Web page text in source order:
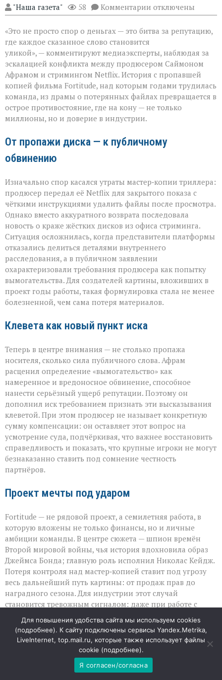
"Наша газета" 58 Комментарии к
записи
слово
больнее
иска:
новый
виток
спора
Netflix
и
продюсера»
отключены
«Это не просто спор о деньгах — это битва за репутацию,
где каждое сказанное слово становится
уликой», — комментируют медиаэксперты, наблюдая за
эскалацией конфликта между продюсером Саймоном
Афрамом и стримингом Netflix. История с пропавшей
копией фильма Fortitude, над которым годами трудилась
команда, из драмы о потерянных файлах превращается в
острое противостояние, где на кону — не только
миллионы, но и доверие в индустрии.
От пропажи диска — к публичному
обвинению
Изначально спор касался утраты мастер‑копии триллера:
продюсер передал её Netflix для закрытого показа с
чёткими инструкциями удалить файлы после просмотра.
Однако вместо аккуратного возврата последовала
новость о краже жёстких дисков из офиса стриминга.
Ситуация осложнилась, когда представители платформы
отказались делиться деталями внутреннего
расследования, а в публичном заявлении
охарактеризовали требования продюсера как попытку
вымогательства. Для создателей картины, вложивших в
проект годы работы, такая формулировка стала не менее
болезненной, чем сама потеря материалов.
Клевета как новый пункт иска
Теперь в центре внимания — не столько пропажа
носителя, сколько сила публичного слова. Афрам
расценил определение «вымогательство» как
намеренное и вредоносное обвинение, способное
нанести серьёзный ущерб репутации. Поэтому он
дополнил иск требованием признать эти высказывания
клеветой. При этом продюсер не называет конкретную
сумму компенсации: он оставляет этот вопрос на
усмотрение суда, подчёркивая, что важнее восстановить
справедливость и показать, что крупные игроки не могут
безнаказанно ставить под сомнение честность
партнёров.
Проект мечты под ударом
Fortitude — не рядовой проект, а семилетняя работа, в
которую вложены не только финансы, но и личные
амбиции команды. В центре сюжета — шпион времён
Второй мировой войны, чья история вдохновила образ
Джеймса Бонда; главную роль исполнил Николас Кейдж.
Потеря контроля над мастер‑копией ставит под угрозу
весь дальнейший путь картины: от продаж прав до
наградного сезона. Для индустрии этот случай
становится тревожным сигналом: даже при работе с
гигантами вопрос безопасности материалов остаётся
критически важным, а публичная риторика способна
ранить не меньше, чем юридические просчёты.
Для повышения удобства сайта мы используем cookies
(подробнее). К сайту подключены сервисы Yandex.Metrika,
LiveInternet, top.mail.ru, которые также использует файлы
cookie (подробнее).
Я согласен/согласна